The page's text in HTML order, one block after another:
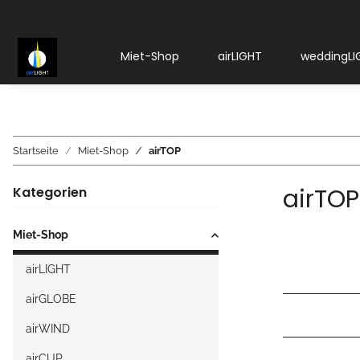
Miet-Shop airLIGHT
Startseite Miet-Shop airTOP
airTOP
Kategorien
Miet-Shop
airLIGHT
airGLOBE
airWIND